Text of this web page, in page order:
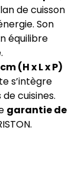
de cuisson
Son
équilibre
(H x L x P)
s’intègre
cuisines.
garantie de